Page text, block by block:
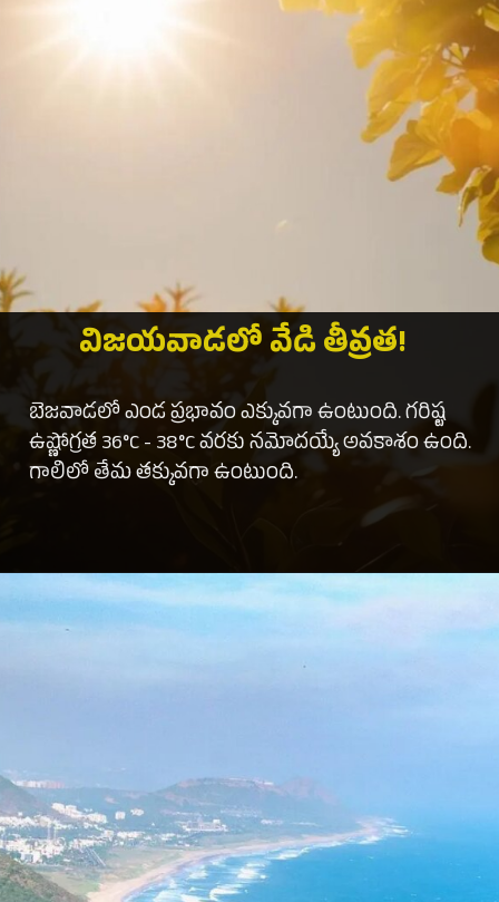
బెజవాడలో ఎండ ప్రభావం ఎక్కువగా ఉంటుంది. గరిష్ట
ఉష్ణోగ్రత 36°C - 38°C వరకు నమోదయ్యే అవకాశం ఉంది.
గాలిలో తేమ తక్కువగా ఉంటుంది.
విజయవాడలో వేడి తీవ్రత!